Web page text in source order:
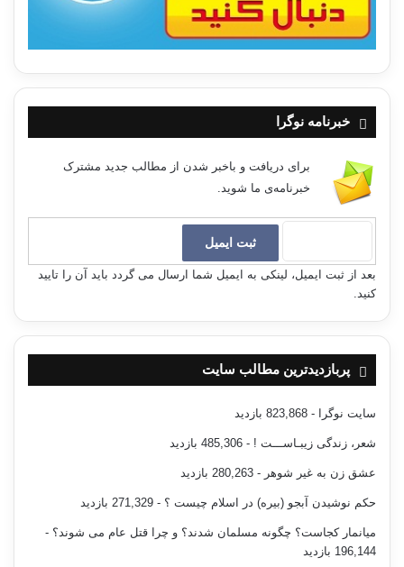
خبرنامه نوگرا
برای دریافت و باخبر شدن از مطالب جدید مشترک
خبرنامه‌ی ما شوید.
بعد از ثبت ایمیل، لینکی به ایمیل شما ارسال می گردد باید آن را تایید
کنید.
پربازدیدترین مطالب سایت
سایت نوگرا - 823,868 بازدید
شعر، زندگی زیبـاســـت ! - 485,306 بازدید
عشق زن به غیر شوهر - 280,263 بازدید
حکم نوشیدن آبجو (بیره) در اسلام چیست ؟ - 271,329 بازدید
میانمار کجاست؟ چگونه مسلمان شدند؟ و چرا قتل عام می شوند؟ -
196,144 بازدید